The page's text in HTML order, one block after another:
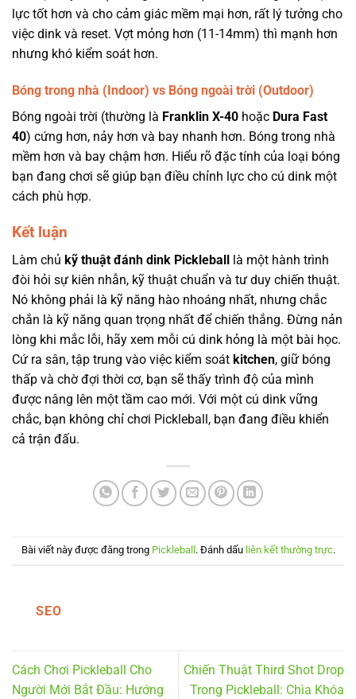
lực tốt hơn và cho cảm giác mềm mại hơn, rất lý tưởng cho
việc dink và reset. Vợt mỏng hơn (11-14mm) thì mạnh hơn
nhưng khó kiểm soát hơn.
Bóng trong nhà (Indoor) vs Bóng ngoài trời (Outdoor)
Bóng ngoài trời (thường là Franklin X-40 hoặc Dura Fast
40) cứng hơn, nảy hơn và bay nhanh hơn. Bóng trong nhà
mềm hơn và bay chậm hơn. Hiểu rõ đặc tính của loại bóng
bạn đang chơi sẽ giúp bạn điều chỉnh lực cho cú dink một
cách phù hợp.
Kết luận
Làm chủ kỹ thuật đánh dink Pickleball là một hành trình
đòi hỏi sự kiên nhẫn, kỹ thuật chuẩn và tư duy chiến thuật.
Nó không phải là kỹ năng hào nhoáng nhất, nhưng chắc
chắn là kỹ năng quan trọng nhất để chiến thắng. Đừng nản
lòng khi mắc lỗi, hãy xem mỗi cú dink hỏng là một bài học.
Cứ ra sân, tập trung vào việc kiểm soát kitchen, giữ bóng
thấp và chờ đợi thời cơ, bạn sẽ thấy trình độ của mình
được nâng lên một tầm cao mới. Với một cú dink vững
chắc, bạn không chỉ chơi Pickleball, bạn đang điều khiển
cả trận đấu.
Bài viết này được đăng trong Pickleball . Đánh dấu liên kết thường trực.
SEO
Cách Chơi Pickleball Cho
Người Mới Bắt Đầu: Hướng
Chiến Thuật Third Shot Drop
Trong Pickleball: Chìa Khóa